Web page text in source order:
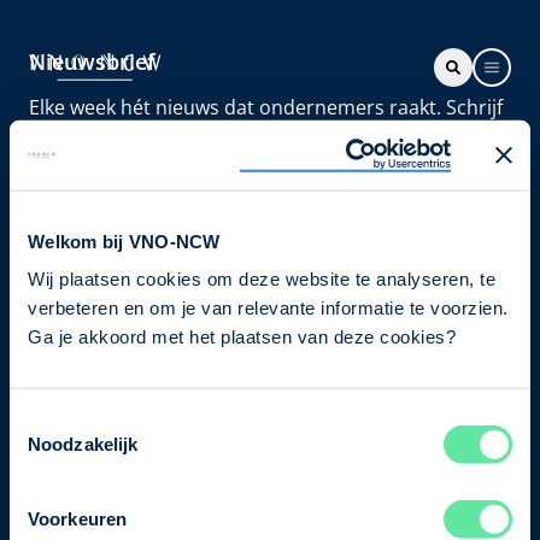
Welkom bij VNO-NCW
Wij plaatsen cookies om deze website te analyseren, te
verbeteren en om je van relevante informatie te voorzien.
Ga je akkoord met het plaatsen van deze cookies?
Noodzakelijk
Voorkeuren
Nieuwsbrief
Elke week hét nieuws dat ondernemers raakt. Schrijf
je nu in voor de VNO-NCW nieuwsbrief.
Schrijf je in
Direct naar
Ons verhaal
Bezuidenhoutseweg 12
T+31 70 349 03 49